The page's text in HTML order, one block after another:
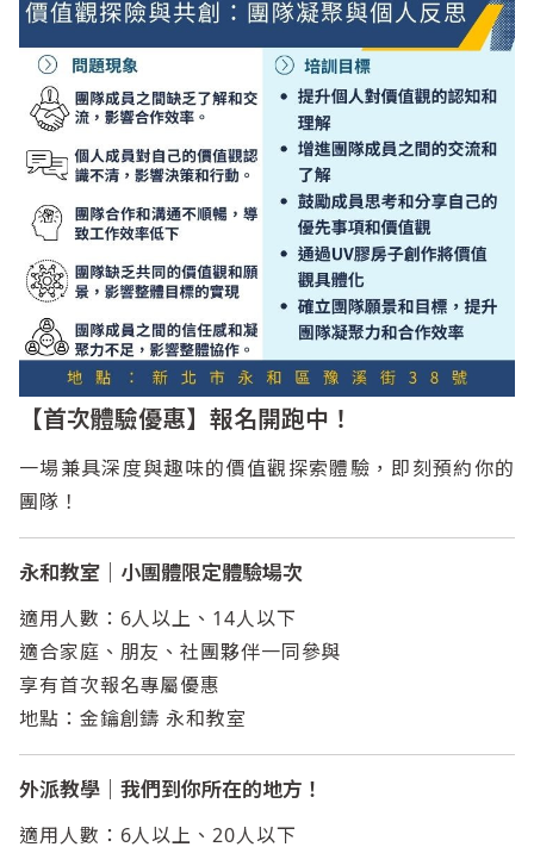
【首次體驗優惠】報名開跑中！
一場兼具深度與趣味的價值觀探索體驗，即刻預約你的
團隊！
永和教室｜小團體限定體驗場次
適用人數：6人以上、14人以下
適合家庭、朋友、社團夥伴一同參與
享有首次報名專屬優惠
地點：金鑰創鑄 永和教室
外派教學｜我們到你所在的地方！
適用人數：6人以上、20人以下